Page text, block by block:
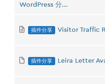
WordPress 分...
插件分享 Visitor Traffic
插件分享 Leira Letter